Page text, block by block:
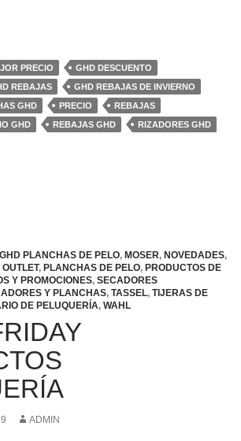
Rebajas de Invierno
PRECIO
GHD DESCUENTO
REBAJAS
GHD REBAJAS DE INVIERNO
GHD PRECIO
REBAJAS
GHD
REBAJAS GHD
RIZADORES GHD
GHD PLANCHAS DE PELO, MOSER, NOVEDADES,
OUTLET, PLANCHAS DE PELO, PRODUCTOS DE
Y PROMOCIONES, SECADORES
Y PLANCHAS, TASSEL, TIJERAS DE
DE PELUQUERÍA, WAHL
ADMIN